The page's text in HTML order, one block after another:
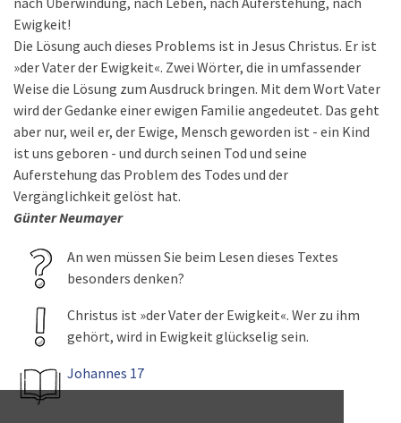
Ewigkeit!
Die Lösung auch dieses Problems ist in Jesus Christus. Er ist
»der Vater der Ewigkeit«. Zwei Wörter, die in umfassender
Weise die Lösung zum Ausdruck bringen. Mit dem Wort Vater
wird der Gedanke einer ewigen Familie angedeutet. Das geht
aber nur, weil er, der Ewige, Mensch geworden ist - ein Kind
ist uns geboren - und durch seinen Tod und seine
Auferstehung das Problem des Todes und der
Vergänglichkeit gelöst hat.
Günter Neumayer
An wen müssen Sie beim Lesen dieses Textes
besonders denken?
Christus ist »der Vater der Ewigkeit«. Wer zu ihm
gehört, wird in Ewigkeit glückselig sein.
Johannes 17